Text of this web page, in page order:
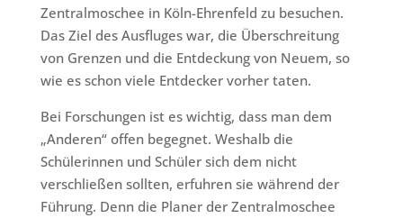
Zentralmoschee in Köln-Ehrenfeld zu besuchen.
Das Ziel des Ausfluges war, die Überschreitung
von Grenzen und die Entdeckung von Neuem, so
wie es schon viele Entdecker vorher taten.
Bei Forschungen ist es wichtig, dass man dem
„Anderen“ offen begegnet. Weshalb die
Schülerinnen und Schüler sich dem nicht
verschließen sollten, erfuhren sie während der
Führung. Denn die Planer der Zentralmoschee